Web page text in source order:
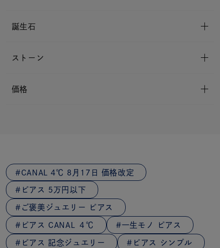
誕生石
ストーン
価格
CANAL 4℃ 8月17日 価格改定
ピアス 5万円以下
ご褒美ジュエリー ピアス
ピアス CANAL ４℃ 一生モノ ピアス
ピアス 記念ジュエリー ピアス シンプル